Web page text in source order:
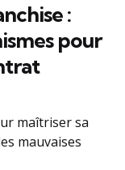
:
pour
maîtriser sa
mauvaises